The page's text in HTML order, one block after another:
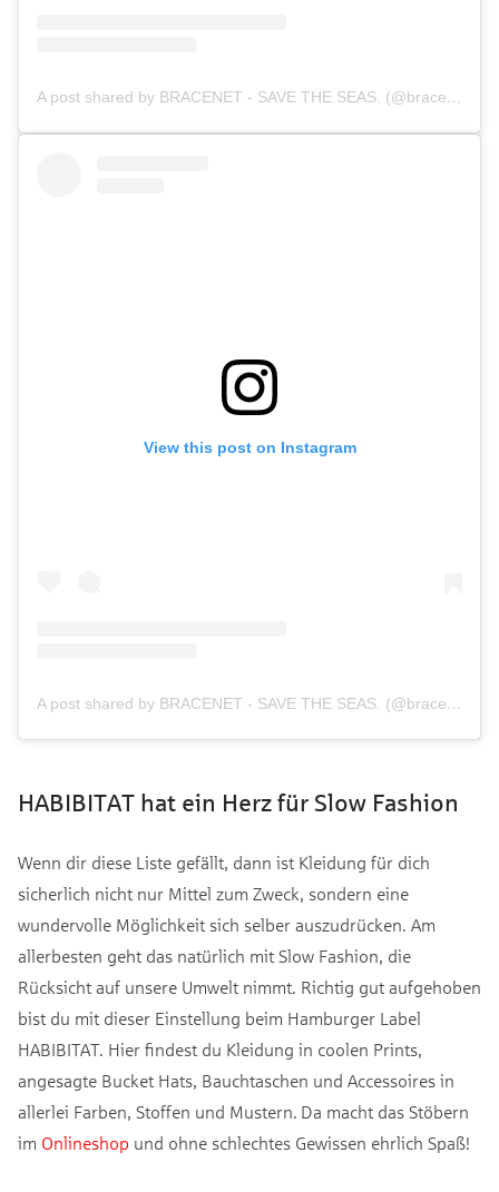
A post shared by BRACENET - SAVE THE SEAS. (@bracenet_savetheseas)
View this post on Instagram
A post shared by BRACENET - SAVE THE SEAS. (@bracenet_savetheseas)
HABIBITAT hat ein Herz für Slow Fashion
Wenn dir diese Liste gefällt, dann ist Kleidung für dich
sicherlich nicht nur Mittel zum Zweck, sondern eine
wundervolle Möglichkeit sich selber auszudrücken. Am
allerbesten geht das natürlich mit Slow Fashion, die
Rücksicht auf unsere Umwelt nimmt. Richtig gut aufgehoben
bist du mit dieser Einstellung beim Hamburger Label
HABIBITAT. Hier findest du Kleidung in coolen Prints,
angesagte Bucket Hats, Bauchtaschen und Accessoires in
allerlei Farben, Stoffen und Mustern. Da macht das Stöbern
im Onlineshop und ohne schlechtes Gewissen ehrlich Spaß!